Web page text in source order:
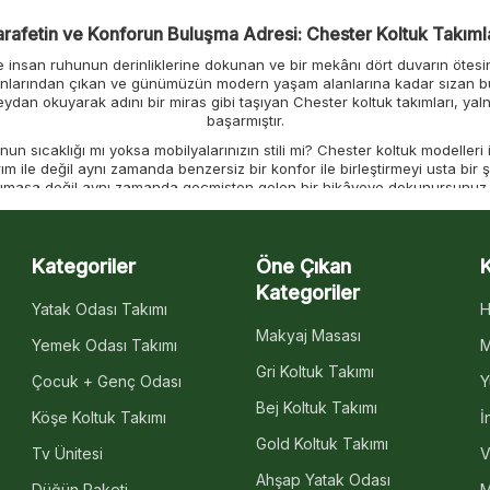
ve Konforun Buluşma Adresi: Chester Koltuk
insan ruhunun derinliklerine dokunan ve bir mekânı dört duvarın
çıkan ve günümüzün modern yaşam alanlarına kadar
okuyarak adını bir miras gibi taşıyan Chester koltuk takımları,
başarmıştır.
mı yoksa mobilyalarınızın stili mi? Chester koltuk modelleri
ile değil aynı zamanda benzersiz bir konfor ile birleştirmeyi usta
değil aynı zamanda geçmişten gelen bir hikâyeye
size tamamen hissettirir. Klasik bir Chester koltuk takımı ile
sunulan bu koltuk takımları minimalizmi tercih edenlerin
Zengin Seçenekleri ile Her Tarzı Etkisi Altına Almayı Başarıyor
birleştirir. Zamansız bir kahverengi deri döşeme, geleneksel bir
nostaljik bir hava katmayı başaracaktır. Yeşil Chester
takımları, bej Chester koltuk takımları veya pastel tonlardaki
koltuk gibi dikkat çekici renkler, mekanınıza anında enerji
sağlayarak kişisel tarzınızı yansıtacaktır.
yıllar boyunca kullanılabilecek dayanıklı bir yatırımdır. Bu ikonik
kumaşlar kullanılması sayesinde kolay temizlenebilir
Chester koltuk takımı 3 3 1 1 fiyatları gibi seçenekleri ile de
Kategoriler
Yatak Odası Takımı
Yemek Odası Takımı
Çocuk + Genç Odası
Köşe Koltuk Takımı
Tv Ünitesi
Öne Çıkan
Kategoriler
Makyaj Masası
Gri Koltuk Takımı
Bej Koltuk Takımı
Gold Koltuk Takımı
Ahşap Yatak Odası